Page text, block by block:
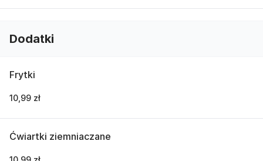
Dodatki
Frytki
10,99 zł
Ćwiartki ziemniaczane